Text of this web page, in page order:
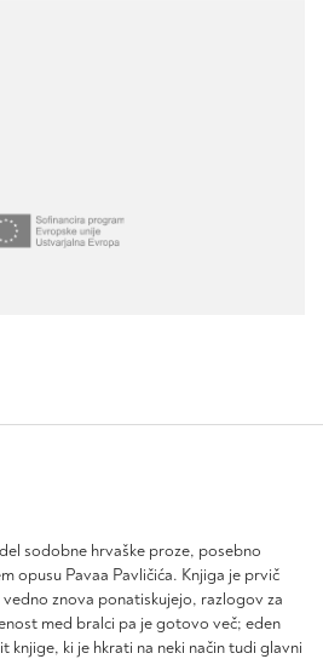
sodobne hrvaške proze, posebno
opusu Pavaa Pavličića. Knjiga je prvič
znova ponatiskujejo, razlogov za
med bralci pa je gotovo več; eden
knjige, ki je hkrati na neki način tudi glavni